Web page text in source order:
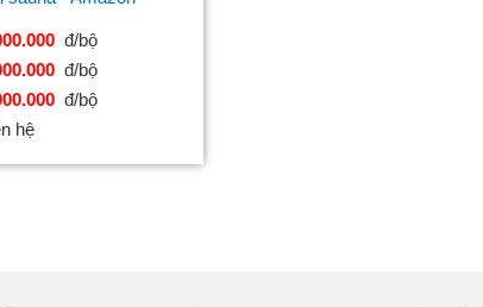
đ/bộ
đ/bộ
đ/bộ
hệ